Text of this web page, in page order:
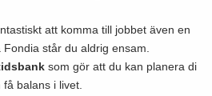
att komma till jobbet även en
står du aldrig ensam.
som gör att du kan planera di
balans i livet.